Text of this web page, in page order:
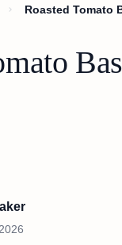
Roasted Tomato